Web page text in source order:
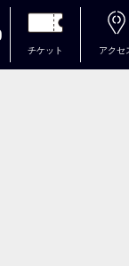
チケット アクセ